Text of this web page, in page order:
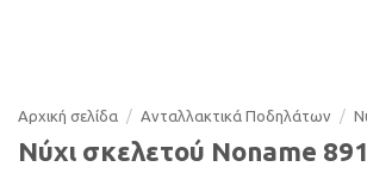
Αρχική σελίδα / Ανταλλακτικά Ποδηλάτων /
Νύχι σκελετού Noname